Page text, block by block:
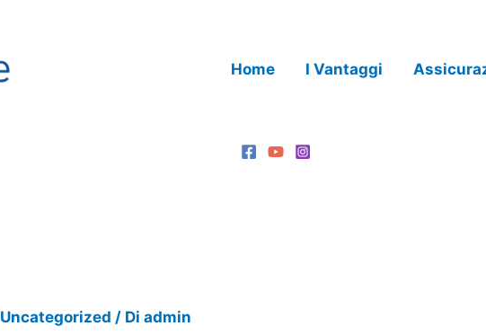
Home I Vantaggi
Uncategorized / Diadmin